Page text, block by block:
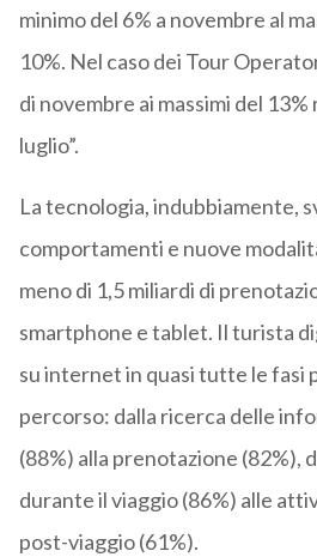
minimo del 6% a novembre al
10%. Nel caso dei Tour
di novembre ai massimi del
luglio”.
La tecnologia, indubbiamente,
comportamenti e nuove
meno di 1,5 miliardi di
smartphone e tablet. Il turista
su internet in quasi tutte le fasi
percorso: dalla ricerca delle
(88%) alla prenotazione (82%),
durante il viaggio (86%) alle
post-viaggio (61%).